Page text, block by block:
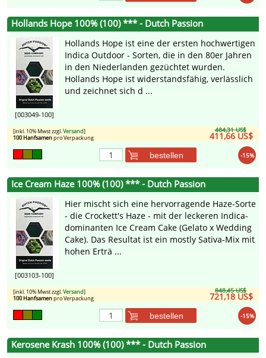
Hollands Hope 100% (100) *** - Dutch Passion
[003049-100]
Hollands Hope ist eine der ersten hochwertigen
Indica Outdoor - Sorten, die in den 80er Jahren
in den Niederlanden gezüchtet wurden.
Hollands Hope ist widerstandsfähig, verlässlich
und zeichnet sich d ...
484,31 US$
411,66 US$
[inkl. 10% Mwst zzgl.Versand]
100 Hanfsamenpro Verpackung
-15%
bestellen
Ice Cream Haze 100% (100) *** - Dutch Passion
[003103-100]
Hier mischt sich eine hervorragende Haze-Sorte
- die Crockett's Haze - mit der leckeren Indica-
dominanten Ice Cream Cake (Gelato x Wedding
Cake). Das Resultat ist ein mostly Sativa-Mix mit
hohen Erträ ...
848,45 US$
721,18 US$
[inkl. 10% Mwst zzgl.Versand]
100 Hanfsamenpro Verpackung
-15%
bestellen
Kerosene Krash 100% (100) *** - Dutch Passion